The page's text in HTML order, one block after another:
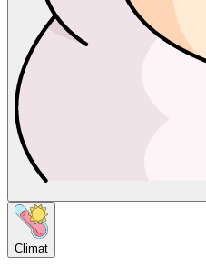
Climat